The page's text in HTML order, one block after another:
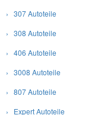
› 307 Autoteile
› 308 Autoteile
› 406 Autoteile
› 3008 Autoteile
› 807 Autoteile
› Expert Autoteile